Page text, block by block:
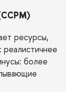
ресурсы,
более